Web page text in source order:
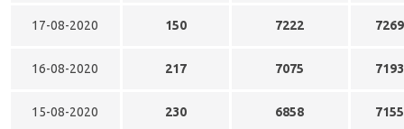
17-08-2020 150 7222
16-08-2020 217 7075
15-08-2020 230 6858